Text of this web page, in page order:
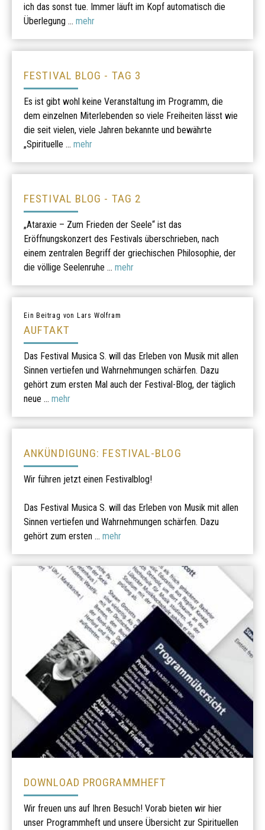
ich das sonst tue. Immer läuft im Kopf automatisch die
Überlegung ... mehr
FESTIVAL BLOG - TAG 3
Es ist gibt wohl keine Veranstaltung im Programm, die
dem einzelnen Miterlebenden so viele Freiheiten lässt wie
die seit vielen, viele Jahren bekannte und bewährte
„Spirituelle ... mehr
FESTIVAL BLOG - TAG 2
„Ataraxie – Zum Frieden der Seele“ ist das
Eröffnungskonzert des Festivals überschrieben, nach
einem zentralen Begriff der griechischen Philosophie, der
die völlige Seelenruhe ... mehr
Ein Beitrag von Lars Wolfram
AUFTAKT
Das Festival Musica S. will das Erleben von Musik mit allen
Sinnen vertiefen und Wahrnehmungen schärfen. Dazu
gehört zum ersten Mal auch der Festival-Blog, der täglich
neue ... mehr
ANKÜNDIGUNG: FESTIVAL-BLOG
Wir führen jetzt einen Festivalblog!
Das Festival Musica S. will das Erleben von Musik mit allen
Sinnen vertiefen und Wahrnehmungen schärfen. Dazu
gehört zum ersten ... mehr
DOWNLOAD PROGRAMMHEFT
Wir freuen uns auf Ihren Besuch! Vorab bieten wir hier
unser Programmheft und unsere Übersicht zur Spirituellen